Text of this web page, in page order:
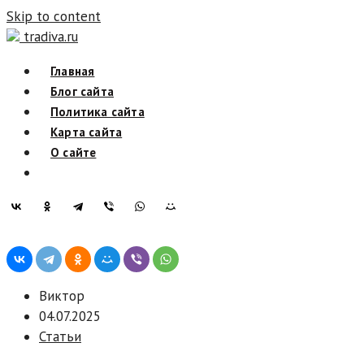
Skip to content
tradiva.ru
Главная
Блог сайта
Политика сайта
Карта сайта
О сайте
Виктор
04.07.2025
Статьи